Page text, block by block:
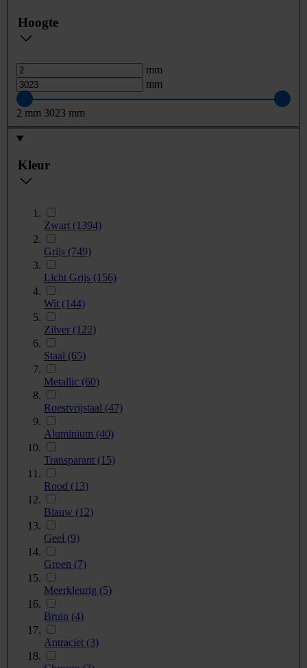
Hoogte
mm
mm
2 mm 3023 mm
Kleur
Zwart (1394)
Grijs (749)
Licht Grijs (156)
Wit (144)
Zilver (122)
Staal (65)
Metallic (60)
Roestvrijstaal (47)
Aluminium (40)
Transparant (15)
Rood (13)
Blauw (12)
Geel (9)
Groen (7)
Meerkleurig (5)
Bruin (4)
Antraciet (3)